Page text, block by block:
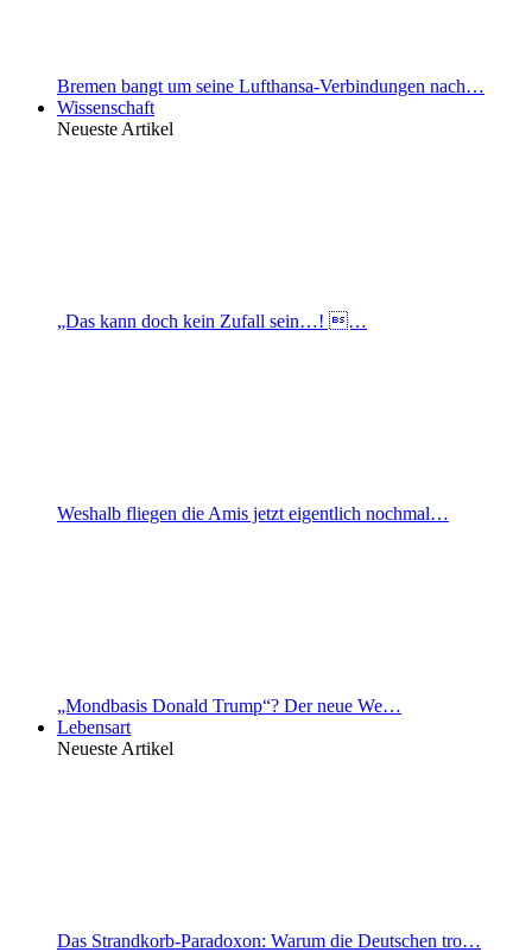
Bremen bangt um seine Lufthansa-Verbindungen nach…
Wissenschaft
Neueste Artikel
„Das kann doch kein Zufall sein…! …
Weshalb fliegen die Amis jetzt eigentlich nochmal…
„Mondbasis Donald Trump“? Der neue We…
Lebensart
Neueste Artikel
Das Strandkorb-Paradoxon: Warum die Deutschen tro…